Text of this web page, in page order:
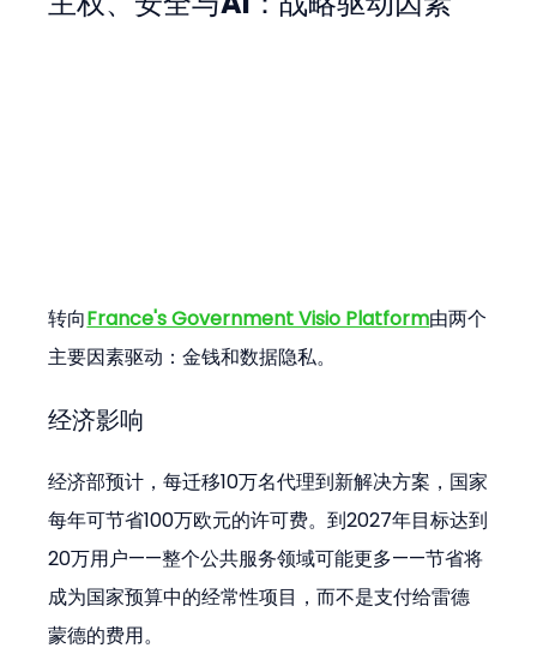
转向France's Government Visio Platform由两个
主要因素驱动：金钱和数据隐私。
经济影响
经济部预计，每迁移10万名代理到新解决方案，国家
每年可节省100万欧元的许可费。到2027年目标达到
20万用户——整个公共服务领域可能更多——节省将
成为国家预算中的经常性项目，而不是支付给雷德
蒙德的费用。